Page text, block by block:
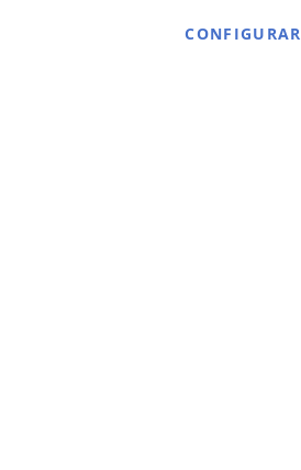
CONFIGURAR